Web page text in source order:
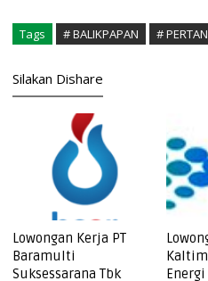
Tags # BALIKPAPAN #
Silakan Dishare
Lowongan Kerja PT
Baramulti
Suksessarana Tbk
Kaltim
Energi